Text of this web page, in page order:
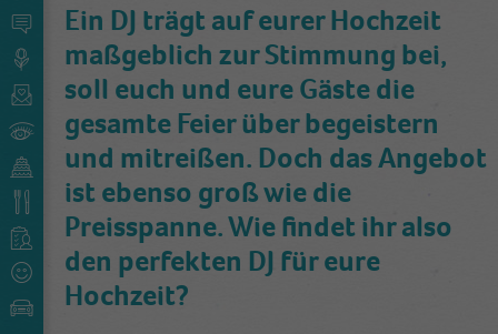
Ein DJ trägt auf eurer Hochzeit
maßgeblich zur Stimmung bei,
soll euch und eure Gäste die
gesamte Feier über begeistern
und mitreißen. Doch das Angebot
ist ebenso groß wie die
Preisspanne. Wie findet ihr also
den perfekten DJ für eure
Hochzeit?